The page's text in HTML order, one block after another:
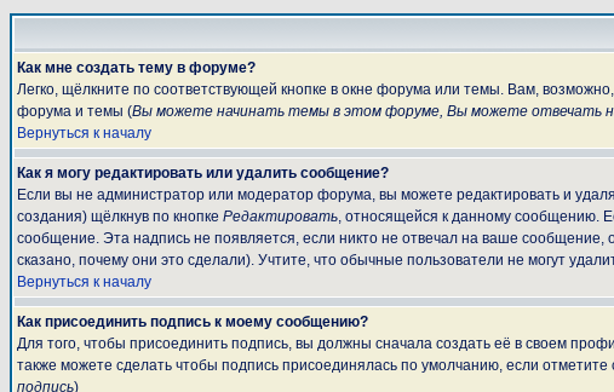
Как мне создать тему в форуме?
Легко, щёлкните по соответствующей кнопке в окне форума или темы. Вам,
форума и темы (Вы можете начинать темы в этом форуме, Вы можете отвечать
Вернуться к началу
Как я могу редактировать или удалить сообщение?
Если вы не администратор или модератор форума, вы можете редактировать и
создания) щёлкнув по кнопке Редактировать, относящейся к данному сообщению.
сообщение. Эта надпись не появляется, если никто не отвечал на ваше
сказано, почему они это сделали). Учтите, что обычные пользователи не могут
Вернуться к началу
Как присоединить подпись к моему сообщению?
Для того, чтобы присоединить подпись, вы должны сначала создать её в своем
также можете сделать чтобы подпись присоединялась по умолчанию, если
подпись)